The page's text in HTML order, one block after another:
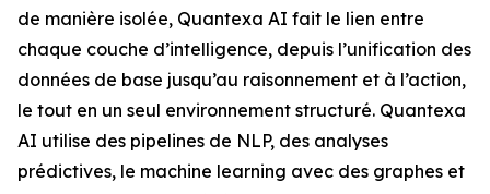
de manière isolée, Quantexa AI fait le lien entre
chaque couche d’intelligence, depuis l’unification des
données de base jusqu’au raisonnement et à l’action,
le tout en un seul environnement structuré. Quantexa
AI utilise des pipelines de NLP, des analyses
prédictives, le machine learning avec des graphes et